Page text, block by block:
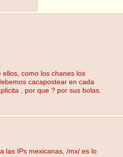
ellos, como los chanes los
cacapostear en cada
, por que ? por sus bolas.
las IPs mexicanas, /mx/ es lo